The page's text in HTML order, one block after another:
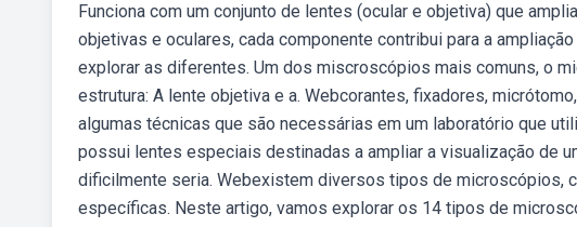
Funciona com um conjunto de lentes (ocular e objetiva) que
objetivas e oculares, cada componente contribui para a
explorar as diferentes. Um dos miscroscópios mais comuns, o
estrutura: A lente objetiva e a. Webcorantes, fixadores,
algumas técnicas que são necessárias em um laboratório que
possui lentes especiais destinadas a ampliar a visualização de
dificilmente seria. Webexistem diversos tipos de microscópios,
específicas. Neste artigo, vamos explorar os 14 tipos de